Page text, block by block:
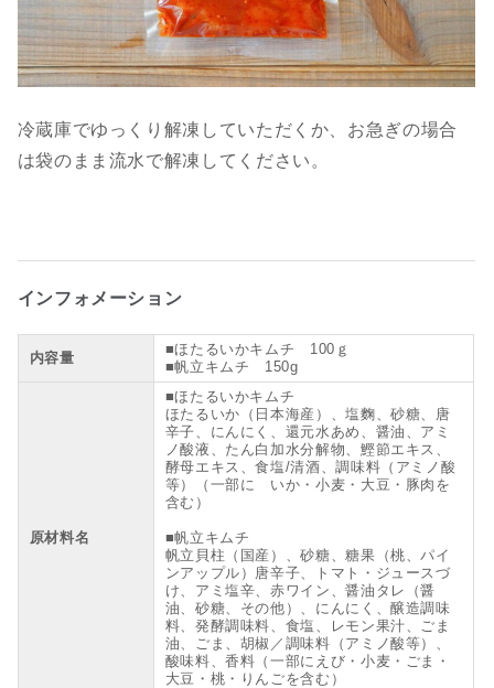
冷蔵庫でゆっくり解凍していただくか、お急ぎの場合
は袋のまま流水で解凍してください。
インフォメーション
内容量
■ほたるいかキムチ 100ｇ
■帆立キムチ 150g
原材料名
■ほたるいかキムチ
ほたるいか（日本海産）、塩麴、砂糖、唐
辛子、にんにく、還元水あめ、醤油、アミ
ノ酸液、たん白加水分解物、鰹節エキス、
酵母エキス、食塩/清酒、調味料（アミノ酸
等）（一部に いか・小麦・大豆・豚肉を
含む）
■帆立キムチ
帆立貝柱（国産）、砂糖、糖果（桃、パイ
ンアップル）唐辛子、トマト・ジュースづ
け、アミ塩辛、赤ワイン、醤油タレ（醤
油、砂糖、その他）、にんにく、醸造調味
料、発酵調味料、食塩、レモン果汁、ごま
油、ごま、胡椒／調味料（アミノ酸等）、
酸味料、香料（一部にえび・小麦・ごま・
大豆・桃・りんごを含む）